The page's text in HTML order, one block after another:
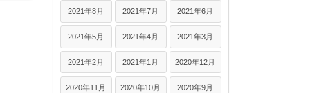
2021年8月 2021年7月 2021年6月
2021年5月 2021年4月 2021年3月
2021年2月 2021年1月 2020年12月
2020年11月 2020年10月 2020年9月